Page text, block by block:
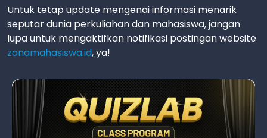
Untuk tetap update mengenai informasi menarik
seputar dunia perkuliahan dan mahasiswa, jangan
lupa untuk mengaktifkan notifikasi postingan website
zonamahasiswa.id, ya!